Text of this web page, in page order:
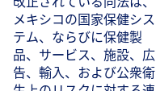
メキシコの国家保健シス
テム、ならびに保健製
品、サービス、施設、広
告、輸入、および公衆衛